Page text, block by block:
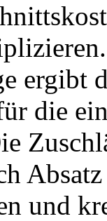
ergibt
die
und